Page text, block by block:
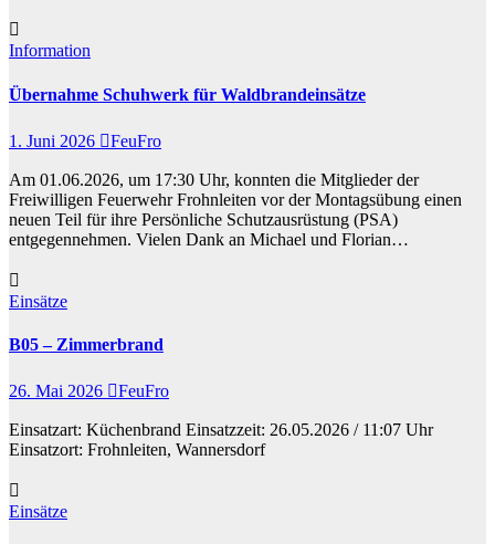
Information
Übernahme Schuhwerk für Waldbrandeinsätze
1. Juni 2026 FeuFro
Am 01.06.2026, um 17:30 Uhr, konnten die Mitglieder der
Freiwilligen Feuerwehr Frohnleiten vor der Montagsübung einen
neuen Teil für ihre Persönliche Schutzausrüstung (PSA)
entgegennehmen. Vielen Dank an Michael und Florian…
Einsätze
B05 – Zimmerbrand
26. Mai 2026 FeuFro
Einsatzart: Küchenbrand Einsatzzeit: 26.05.2026 / 11:07 Uhr
Einsatzort: Frohnleiten, Wannersdorf
Einsätze